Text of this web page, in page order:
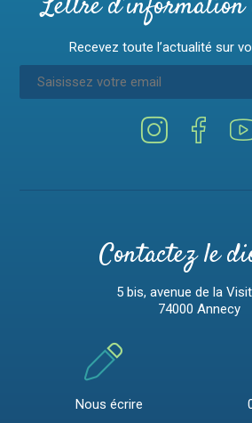
Recevez toute l’actualité sur
Contactez le
Nous écrire
5 bis, avenue de la
74000 Annecy